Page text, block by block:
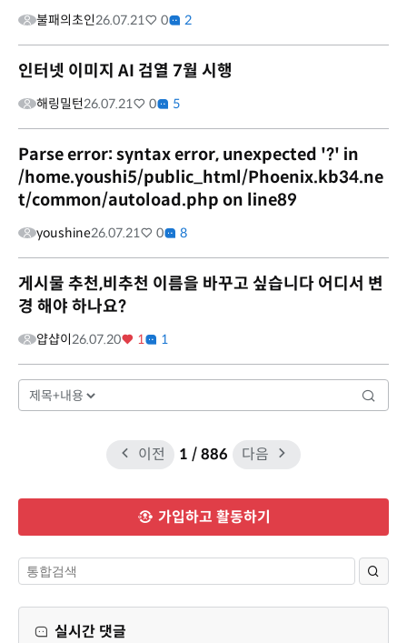
불패의초인26.07.21 0 2
인터넷 이미지 AI 검열 7월 시행
해링밀턴26.07.21 0 5
Parse error: syntax error, unexpected '?' in
/home.youshi5/public_html/Phoenix.kb34.ne
t/common/autoload.php on line89
youshine26.07.21 0 8
게시물 추천,비추천 이름을 바꾸고 싶습니다 어디서 변
경 해야 하나요?
얍샵이26.07.20 1 1
이전 1 / 886 다음
가입하고 활동하기
실시간 댓글